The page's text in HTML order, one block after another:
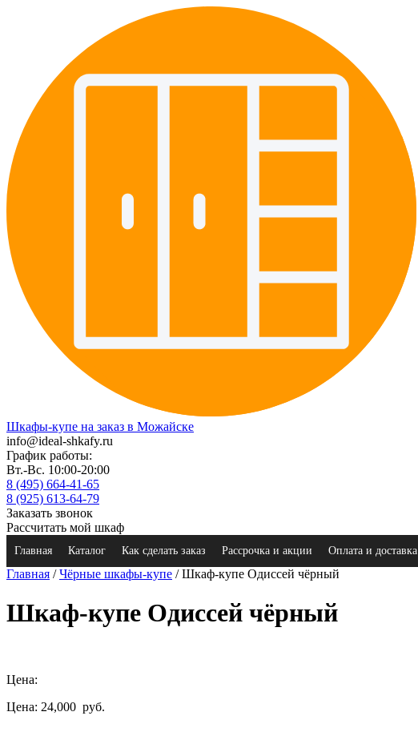
Шкафы-купе на заказ в Можайске
info@ideal-shkafy.ru
График работы:
Вт.-Вс. 10:00-20:00
8 (495) 664-41-65
8 (925) 613-64-79
Заказать звонок
Рассчитать мой шкаф
Главная Каталог Как сделать заказ Рассрочка и акции Оплата и доставка
Главная /Чёрные шкафы-купе / Шкаф-купе Одиссей чёрный
Шкаф-купе Одиссей чёрный
Цена:
Цена: 24,000 руб.